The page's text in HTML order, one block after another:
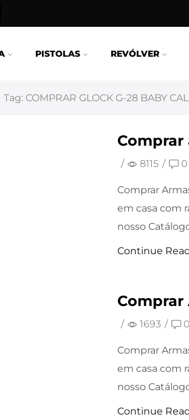
PISTOLAS REVÓLVER
Tag: COMPRAR GLOCK G-28 BABY
Comprar
/ 8115 / 0
Comprar
em casa com
nosso
Continue
/ 1693 / 0
Comprar
em casa com
nosso
Continue